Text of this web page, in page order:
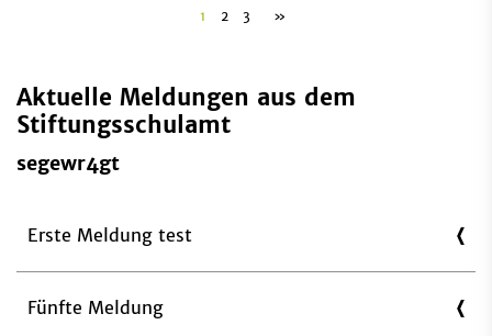
1 2 3 »
Aktuelle Meldungen aus dem
Stiftungsschulamt
segewr4gt
Erste Meldung test
Fünfte Meldung